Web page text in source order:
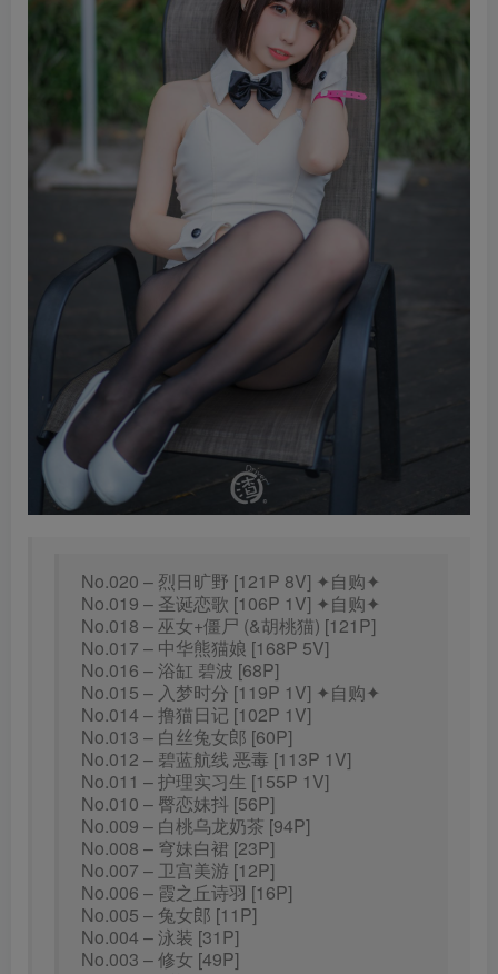
No.020 – 烈日旷野 [121P 8V] ✦自购✦
No.019 – 圣诞恋歌 [106P 1V] ✦自购✦
No.018 – 巫女+僵尸 (&胡桃猫) [121P]
No.017 – 中华熊猫娘 [168P 5V]
No.016 – 浴缸 碧波 [68P]
No.015 – 入梦时分 [119P 1V] ✦自购✦
No.014 – 撸猫日记 [102P 1V]
No.013 – 白丝兔女郎 [60P]
No.012 – 碧蓝航线 恶毒 [113P 1V]
No.011 – 护理实习生 [155P 1V]
No.010 – 臀恋妹抖 [56P]
No.009 – 白桃乌龙奶茶 [94P]
No.008 – 穹妹白裙 [23P]
No.007 – 卫宫美游 [12P]
No.006 – 霞之丘诗羽 [16P]
No.005 – 兔女郎 [11P]
No.004 – 泳装 [31P]
No.003 – 修女 [49P]